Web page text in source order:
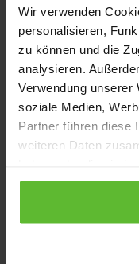
Wir verwenden
personalisieren,
zu können und die
analysieren.
Verwendung unserer
soziale Medien,
Partner führen diese
weiteren Daten
gesammelt haben.
Application error: a
loading